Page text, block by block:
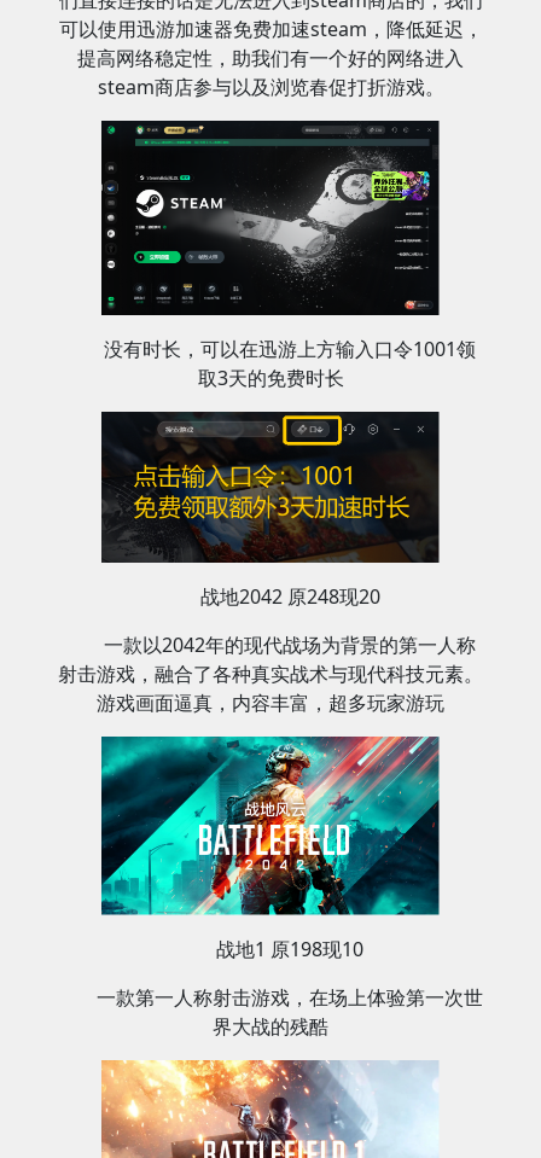
可以使用迅游加速器免费加速steam，降低延迟，
提高网络稳定性，助我们有一个好的网络进入
steam商店参与以及浏览春促打折游戏。
没有时长，可以在迅游上方输入口令1001领
取3天的免费时长
战地2042 原248现20
一款以2042年的现代战场为背景的第一人称
射击游戏，融合了各种真实战术与现代科技元素。
游戏画面逼真，内容丰富，超多玩家游玩
战地1 原198现10
‌一款第一人称射击游戏，在场上体验第一次世
界大战的残酷